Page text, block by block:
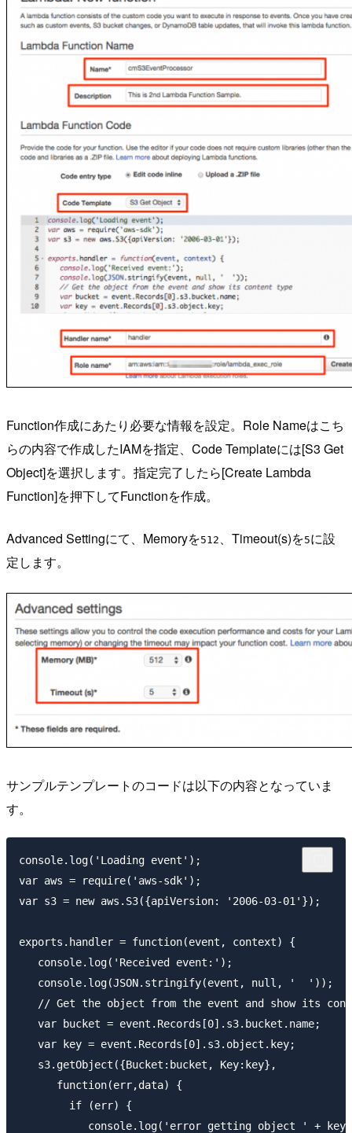
Function作成にあたり必要な情報を設定。Role Nameはこち
らの内容で作成したIAMを指定、Code Templateには[S3 Get
Object]を選択します。指定完了したら[Create Lambda
Function]を押下してFunctionを作成。
Advanced Settingにて、Memoryを512 、Timeout(s)を5に設
定します。
サンプルテンプレートのコードは以下の内容となっていま
す。
console.log('Loading event');
var aws = require('aws-sdk');
var s3 = new aws.S3({apiVersion: '2006-03-01'});
exports.handler = function(event, context) {
   console.log('Received event:');
   console.log(JSON.stringify(event, null, '  '));
// Get the object from the event and show its
   var bucket = event.Records[0].s3.bucket.name;
   var key = event.Records[0].s3.object.key;
   s3.getObject({Bucket:bucket, Key:key},
      function(err,data) {
        if (err) {
console.log('error getting object ' +